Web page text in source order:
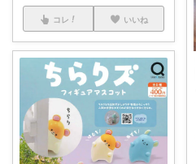
コレ いいね